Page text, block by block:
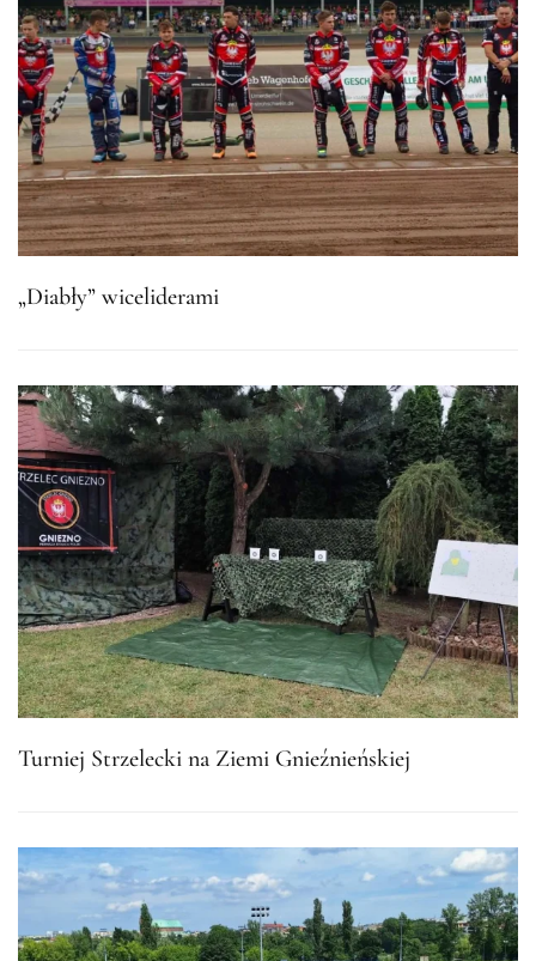
„Diabły” wiceliderami
Turniej Strzelecki na Ziemi Gnieźnieńskiej